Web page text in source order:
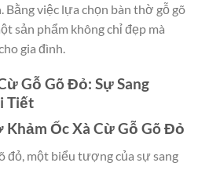
việc lựa chọn bàn thờ gỗ gõ
sản phẩm không chỉ đẹp mà
gia đình.
Gỗ Gõ Đỏ: Sự Sang
Tiết
Ốc Xà Cừ Gỗ Gõ Đỏ
đỏ, một biểu tượng của sự sang